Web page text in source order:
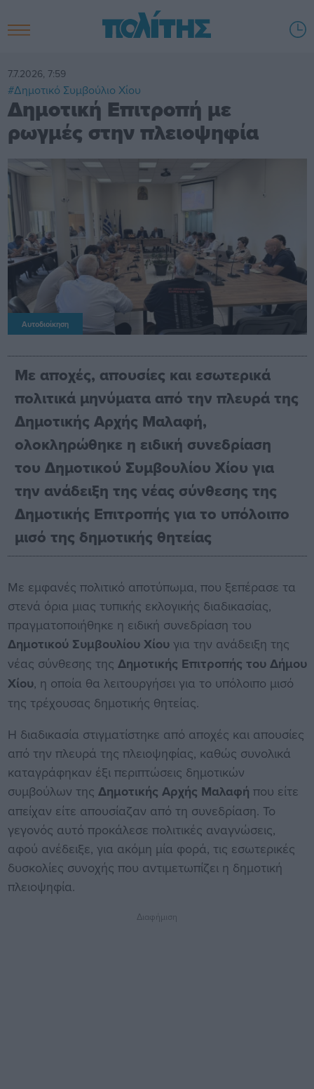
7.7.2026, 7:59
#Δημοτικό Συμβούλιο Χίου
Δημοτική Επιτροπή με
ρωγμές στην πλειοψηφία
Αυτοδιοίκηση
Με αποχές, απουσίες και εσωτερικά
πολιτικά μηνύματα από την πλευρά της
Δημοτικής Αρχής Μαλαφή,
ολοκληρώθηκε η ειδική συνεδρίαση
του Δημοτικού Συμβουλίου Χίου για
την ανάδειξη της νέας σύνθεσης της
Δημοτικής Επιτροπής για το υπόλοιπο
μισό της δημοτικής θητείας
Με εμφανές πολιτικό αποτύπωμα, που ξεπέρασε τα
στενά όρια μιας τυπικής εκλογικής διαδικασίας,
πραγματοποιήθηκε η ειδική συνεδρίαση του
Δημοτικού Συμβουλίου Χίουγια την ανάδειξη της
νέας σύνθεσης της Δημοτικής Επιτροπής του Δήμου
Χίου, η οποία θα λειτουργήσει για το υπόλοιπο μισό
της τρέχουσας δημοτικής θητείας.
Η διαδικασία στιγματίστηκε από αποχές και απουσίες
από την πλευρά της πλειοψηφίας, καθώς συνολικά
καταγράφηκαν έξι περιπτώσεις δημοτικών
συμβούλων της Δημοτικής Αρχής Μαλαφή που είτε
απείχαν είτε απουσίαζαν από τη συνεδρίαση. Το
γεγονός αυτό προκάλεσε πολιτικές αναγνώσεις,
αφού ανέδειξε, για ακόμη μία φορά, τις εσωτερικές
δυσκολίες συνοχής που αντιμετωπίζει η δημοτική
πλειοψηφία.
Διαφήμιση